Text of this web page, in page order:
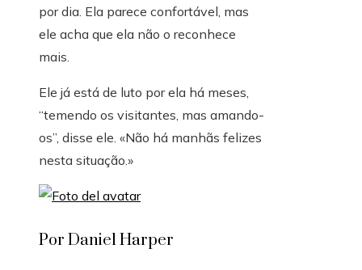
por dia. Ela parece confortável, mas
ele acha que ela não o reconhece
mais.
Ele já está de luto por ela há meses,
“temendo os visitantes, mas amando-
os”, disse ele. «Não há manhãs felizes
nesta situação.»
Por Daniel Harper